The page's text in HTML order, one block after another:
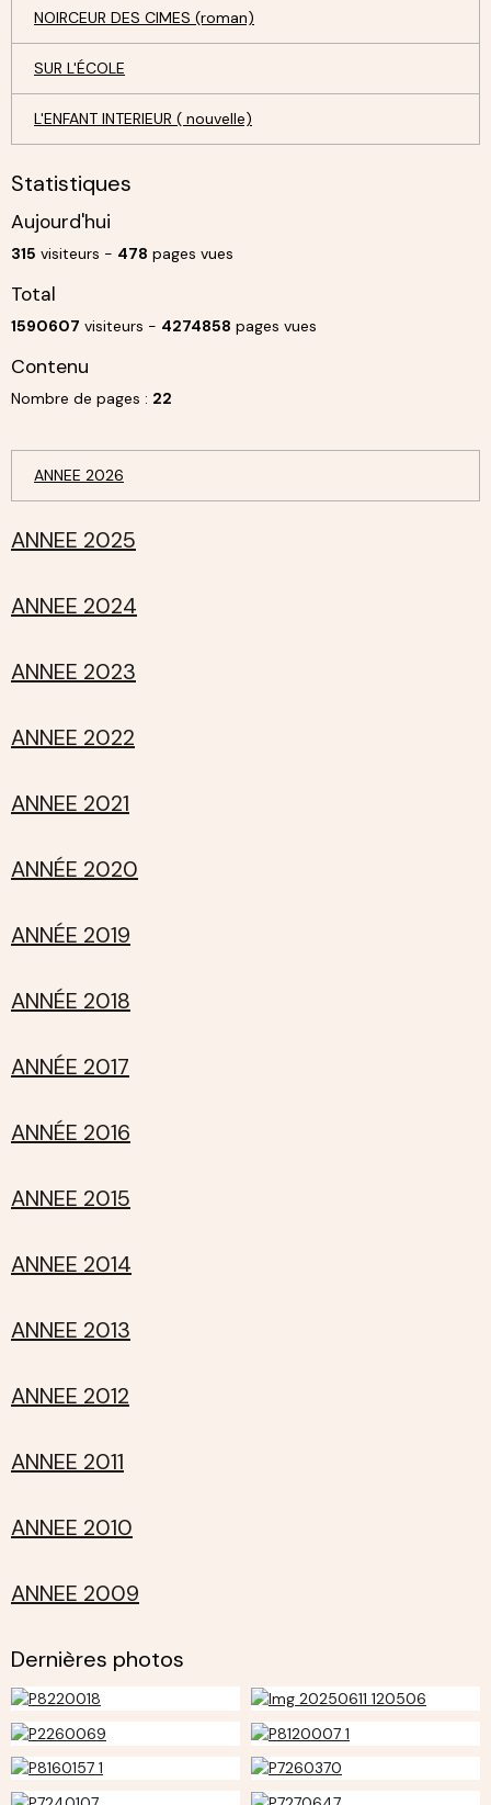
NOIRCEUR DES CIMES (roman)
SUR L'ÉCOLE
L'ENFANT INTERIEUR ( nouvelle)
Statistiques
Aujourd'hui
315 visiteurs - 478 pages vues
Total
1590607 visiteurs - 4274858 pages vues
Contenu
Nombre de pages : 22
ANNEE 2026
ANNEE 2025
ANNEE 2024
ANNEE 2023
ANNEE 2022
ANNEE 2021
ANNÉE 2020
ANNÉE 2019
ANNÉE 2018
ANNÉE 2017
ANNÉE 2016
ANNEE 2015
ANNEE 2014
ANNEE 2013
ANNEE 2012
ANNEE 2011
ANNEE 2010
ANNEE 2009
Dernières photos